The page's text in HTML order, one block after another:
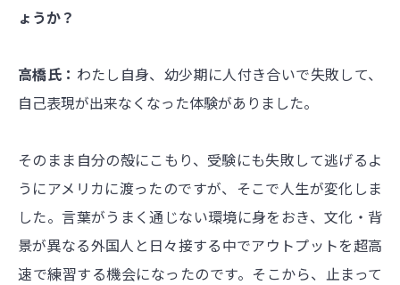
ょうか？
高橋氏： わたし自身、幼少期に人付き合いで失敗して、
自己表現が出来なくなった体験がありました。
そのまま自分の殻にこもり、受験にも失敗して逃げるよ
うにアメリカに渡ったのですが、そこで人生が変化しま
した。言葉がうまく通じない環境に身をおき、文化・背
景が異なる外国人と日々接する中でアウトプットを超高
速で練習する機会になったのです。そこから、止まって